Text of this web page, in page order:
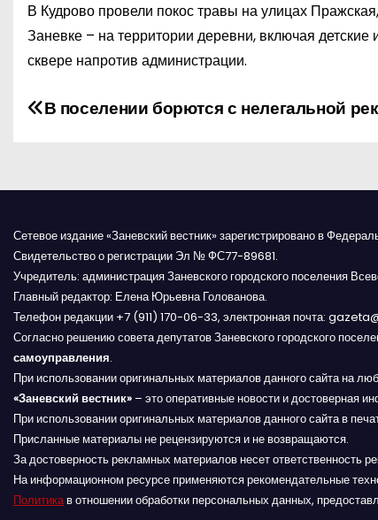
В Кудрово провели покос травы на улицах
Заневке – на территории деревни, включая
сквере напротив администрации.
Н
г
а
ц
и
я
п
о
В поселении борются с нелегальной
Сетевое издание «Заневский вестник» зарегистрировано в
Свидетельство о регистрации Эл № ФС77-89681.
Учредитель: администрация Заневского городского поселения
Главный редактор: Елена Юрьевна Голованова.
Телефон редакции +7 (911) 170-06-33, электронная почта:
Согласно решению совета депутатов Заневского городского
самоуправления.
При использовании оригинальных материалов данного сайта на
«Заневский вестник» – это оперативные новости и достоверная
При использовании оригинальных материалов данного сайта в
Присланные материалы не рецензируются и не возвращаются.
За достоверность рекламных материалов несет ответственность
На информационном ресурсе применяются рекомендательные
Политикав отношении обработки персональных данных,